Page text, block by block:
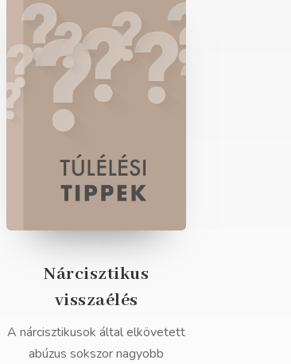
Nárcisztikus
visszaélés
A nárcisztikusok által elkövetett
abúzus sokszor nagyobb